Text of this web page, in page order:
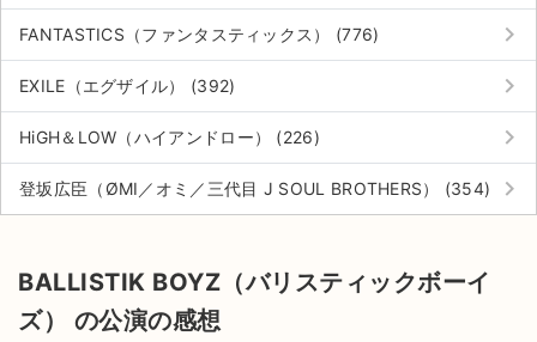
FANTASTICS（ファンタスティックス） (776) keyboard_arrow_right
EXILE（エグザイル） (392) keyboard_arrow_right
HiGH＆LOW（ハイアンドロー） (226) keyboard_arrow_right
登坂広臣（ØMI／オミ／三代目 J SOUL BROTHERS） (354) keyboard_arrow_right
BALLISTIK BOYZ（バリスティックボーイ
ズ） の公演の感想